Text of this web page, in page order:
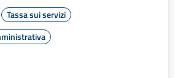
Tassa sui servizi